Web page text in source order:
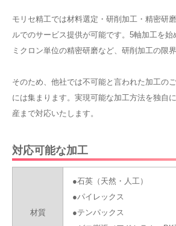
モリセ精工では材料選定・研削加工・精密研
ルでのサービス提供が可能です。5軸加工を始
ミクロン単位の精密研磨など、研削加工の限
そのため、他社では不可能と言われた加工の
には集まります。実現可能な加工方法を独自
産まで対応いたします。
対応可能な加工
材質
●石英（天然・人工）
●パイレックス
●テンパックス